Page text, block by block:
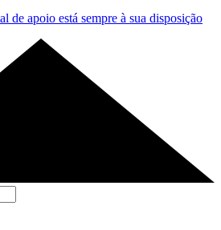
de apoio está sempre à sua disposição